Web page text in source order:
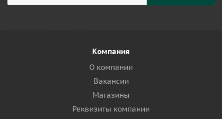
Компания
О компании
Вакансии
Магазины
Реквизиты компании